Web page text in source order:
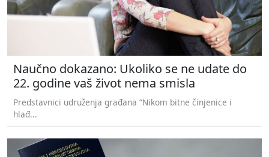
Naučno dokazano: Ukoliko se ne udate do
22. godine vaš život nema smisla
Predstavnici udruženja građana “Nikom bitne činjenice i
hlađ...